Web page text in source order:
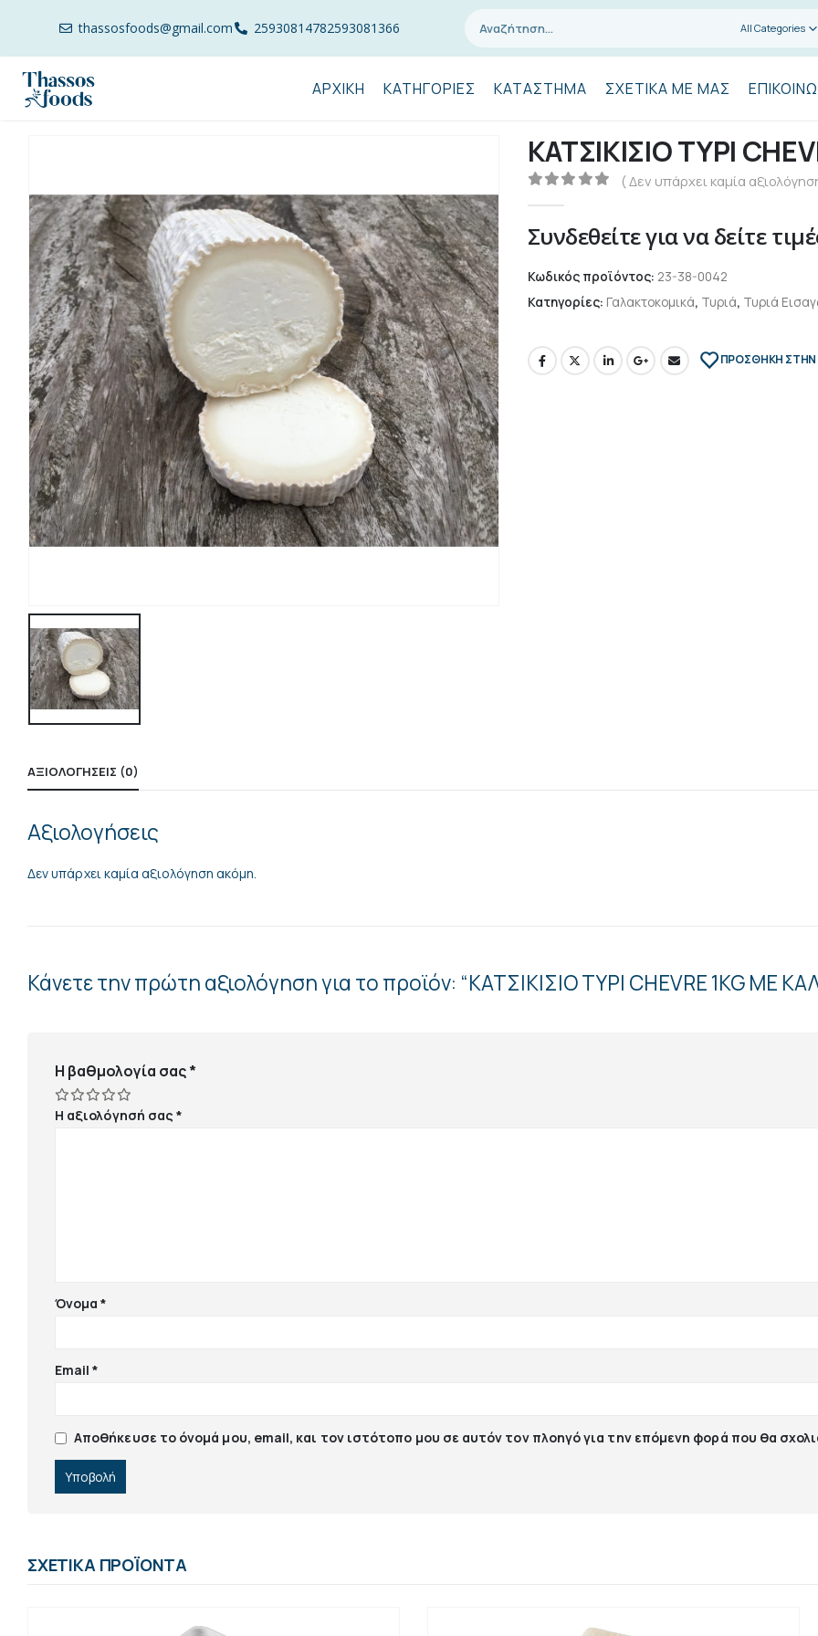
thassosfoods@gmail.com 25930814782593081366 All Categories
ΑΡΧΙΚΉ ΚΑΤΗΓΟΡΊΕΣ ΚΑΤΆΣΤΗΜΑ ΣΧΕΤΙΚΆ ΜΕ ΜΑΣ
ΚΑΤΣΙΚΙΣΙΟ ΤΥΡΙ
( Δεν υπάρχει καμία
Συνδεθείτε για να δείτε
Κωδικός προϊόντος: 23-38-0042
Κατηγορίες: Γαλακτοκομικά, Τυριά, Τυριά
ΠΡΌΣΘΉΚΗ ΣΤΗΝ
ΑΞΙΟΛΟΓΉΣΕΙΣ (0)
Αξιολογήσεις
Δεν υπάρχει καμία αξιολόγηση ακόμη.
Κάνετε την πρώτη αξιολόγηση για το προϊόν: “ΚΑΤΣΙΚΙΣΙΟ ΤΥΡΙ CHEVRE 1KG ΜΕ
Η βαθμολογία σας*
Η αξιολόγησή σας*
Όνομα*
Email*
Αποθήκευσε το όνομά μου, email, και τον ιστότοπο μου σε αυτόν τον πλοηγό για την επόμενη φορά που θα
ΣΧΕΤΙΚΆ ΠΡΟΪΌΝΤΑ